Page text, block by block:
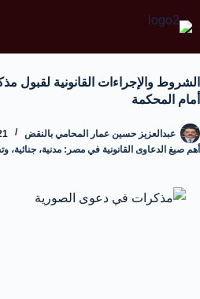
الشروط والإجراءات القانونية لقبول
أمام المحكمة
عبدالعزيز حسين عمار المحامي بالنقض
21
أهم صيغ الدعاوى القانونية في مصر: مدنية، جنائية،